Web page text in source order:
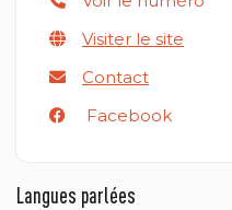
Visiter le site
Contact
Facebook
Langues parlées